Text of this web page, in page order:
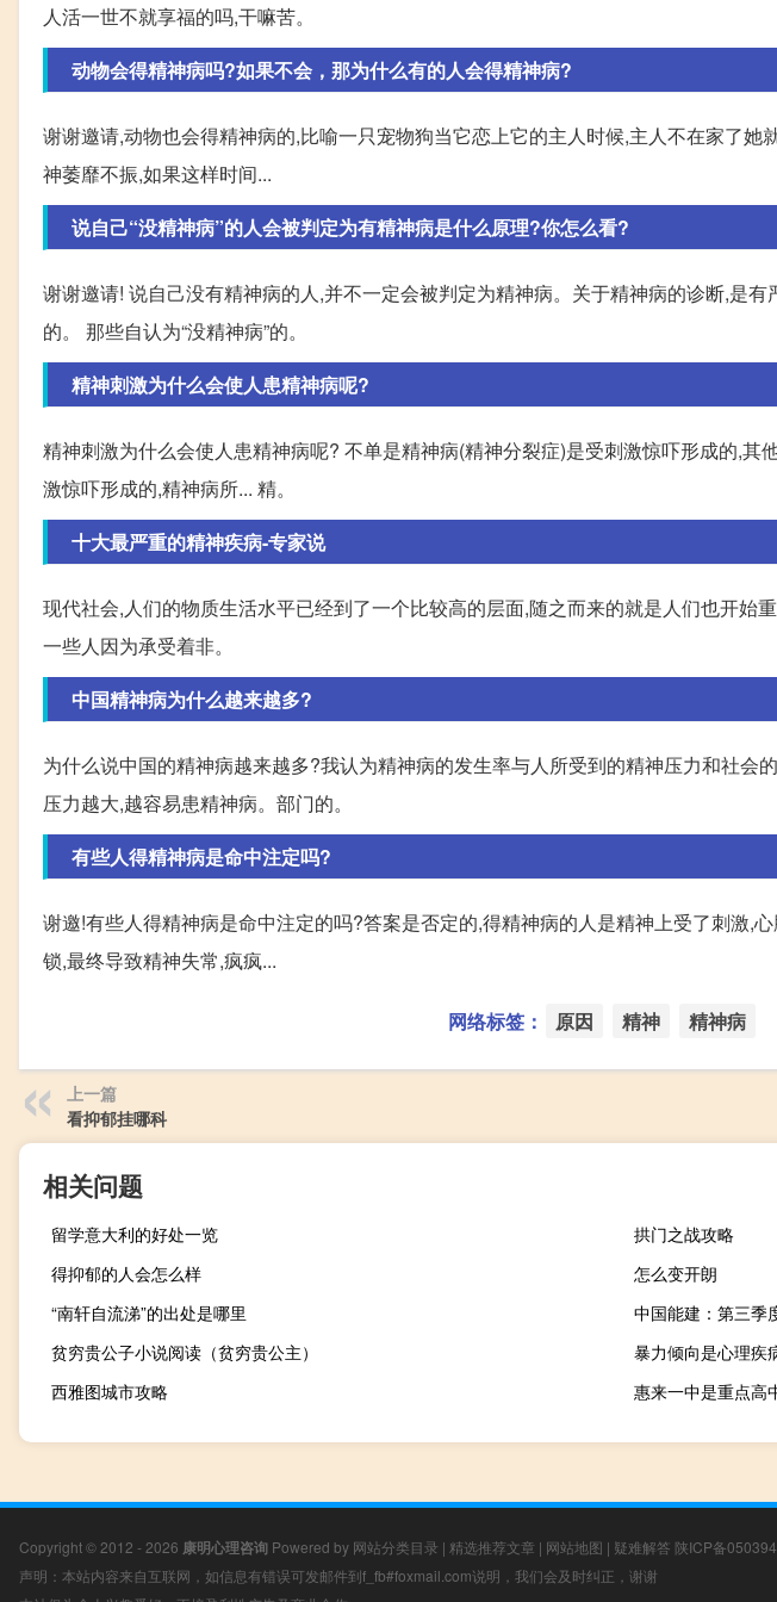
人活一世不就享福的吗,干嘛苦。
动物会得精神病吗?如果不会，那为什么有的人会得精神病?
谢谢邀请,动物也会得精神病的,比喻一只宠物狗当它恋上它的主人时候,主人不在家了她
神萎靡不振,如果这样时间...
说自己“没精神病”的人会被判定为有精神病是什么原理?你怎么看?
谢谢邀请! 说自己没有精神病的人,并不一定会被判定为精神病。关于精神病的诊断,是
的。 那些自认为“没精神病”的。
精神刺激为什么会使人患精神病呢?
精神刺激为什么会使人患精神病呢? 不单是精神病(精神分裂症)是受刺激惊吓形成的,其
激惊吓形成的,精神病所... 精。
十大最严重的精神疾病-专家说
现代社会,人们的物质生活水平已经到了一个比较高的层面,随之而来的就是人们也开始
一些人因为承受着非。
中国精神病为什么越来越多?
为什么说中国的精神病越来越多?我认为精神病的发生率与人所受到的精神压力和社会
压力越大,越容易患精神病。部门的。
有些人得精神病是命中注定吗?
谢邀!有些人得精神病是命中注定的吗?答案是否定的,得精神病的人是精神上受了刺激,
锁,最终导致精神失常,疯疯...
网络标签： 原因 精神 精神病
上一篇
看抑郁挂哪科
相关问题
留学意大利的好处一览
拱门之战攻略
得抑郁的人会怎么样
怎么变开朗
“南轩自流涕”的出处是哪里
中国能建：第三季
贫穷贵公子小说阅读（贫穷贵公主）
暴力倾向是心理疾
西雅图城市攻略
惠来一中是重点高
Copyright © 2012 - 2026 康明心理咨询 Powered by 网站分类目录 | 精选推荐文章 | 网站地图 | 疑难解答 陕ICP备
声明：本站内容来自互联网，如信息有错误可发邮件到f_fb#foxmail.com说明，我们会及时纠正，谢谢